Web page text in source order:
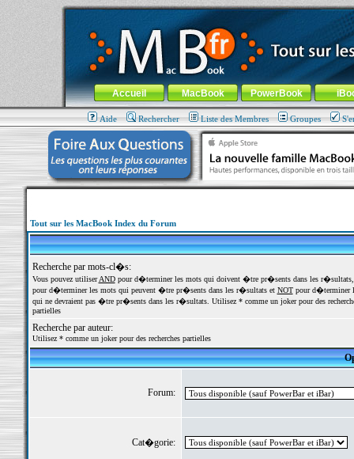
MacBook-fr.com : 100% Apple... 100% nomade !
Aller au contenu-Aller au menu général-Aller au menu de
Menu général
Accueil MacBook PowerBook
Aide Rechercher Liste des Membres Groupes
Tout sur les MacBook Index du Forum
Recherche par mots-cl�s:
Vous pouvez utiliserANDpour d�terminer les mots qui doivent �tre pr�sents dans les
pour d�terminer les mots qui peuvent �tre pr�sents dans les r�sultats et NOTpour d�terminer
qui ne devraient pas �tre pr�sents dans les r�sultats. Utilisez * comme un joker pour des
partielles
Recherche par auteur:
Utilisez * comme un joker pour des recherches partielles
Forum:
Cat�gorie: